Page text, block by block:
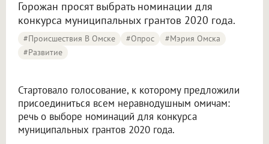
Горожан просят выбрать номинации для
конкурса муниципальных грантов 2020 года.
#Происшествия В Омске #опрос
#мэрия Омска
#Развитие
Стартовало голосование, к которому предложили
присоединиться всем неравнодушным омичам:
речь о выборе номинаций для конкурса
муниципальных грантов 2020 года.